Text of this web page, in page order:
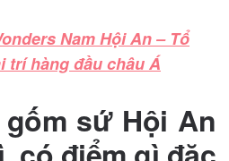
Nam Hội An – Tổ
trí hàng đầu châu Á
sứ Hội An